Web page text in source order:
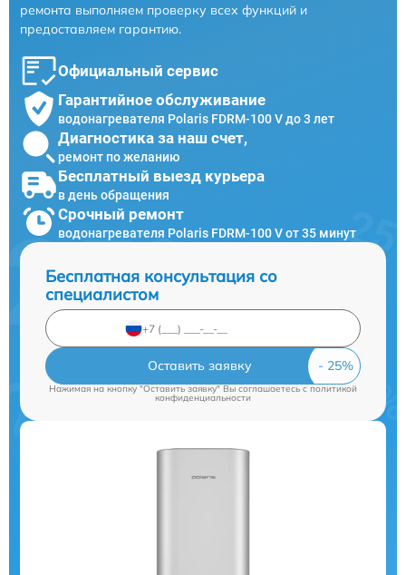
ремонта выполняем проверку всех функций и
предоставляем гарантию.
Официальный сервис
Гарантийное обслуживание
водонагревателя Polaris FDRM-100 V до 3 лет
Диагностика за наш счет,
ремонт по желанию
Бесплатный выезд курьера
в день обращения
Срочный ремонт
водонагревателя Polaris FDRM-100 V от 35 минут
Бесплатная консультация со
специалистом
Оставить заявку
Нажимая на кнопку "Оставить заявку" Вы соглашаетесь cполитикой
конфиденциальности